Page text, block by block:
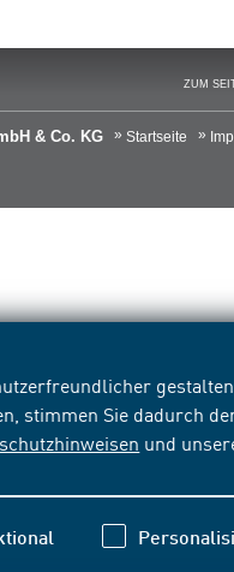
stimmen Sie dadurch
und
ZUM
& Co. KG Startseite